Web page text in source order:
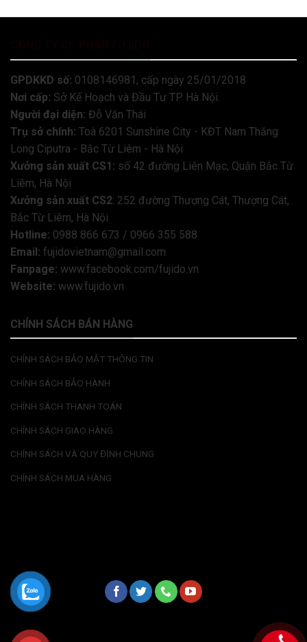
GPDKKD số: 0108146981, cấp ngày 25/01/2018
Nơi cấp: Sở Kế Hoạch và Đầu Tư TP Hà Nội.
Người đại diện: Đỗ Văn Thái
Trụ sở chính: Toà 6201 Sunshine City - KĐT Nam Thăng
Long Ciputra - Bắc Từ Liêm - Hà Nội
Xưởng sản xuất CS1: số 42 đường Liên Mạc, Quận Bắc Từ
Liêm, Hà Nội
Xưởng sản xuất CS2: 252 đường Thượng Cát, Thượng Cát,
Bắc Từ Liêm, Hà Nội
Hotline: 0988 866 673 / 0966 355 588
Email: fujidovietnam@gmail.com
Fanpage: www.facebook.com/fujido.vn
Website: www.fujido.vn
CHÍNH SÁCH BÁN HÀNG
CHÍNH SÁCH BẢO MẬT THÔNG TIN
CHÍNH SÁCH BẢO HÀNH
CHÍNH SÁCH THANH TOÁN
CHÍNH SÁCH GIAO HÀNG
CHÍNH SÁCH VÀ QUY ĐỊNH CHUNG
CHÍNH SÁCH MUA HÀNG